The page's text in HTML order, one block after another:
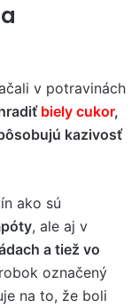
v potravinách
biely cukor,
kazivosť
ako sú
, ale aj v
a tiež vo
označený
na to, že boli